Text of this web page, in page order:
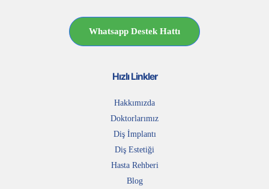
Whatsapp Destek Hattı
Hızlı Linkler
Hakkımızda
Doktorlarımız
Diş İmplantı
Diş Estetiği
Hasta Rehberi
Blog